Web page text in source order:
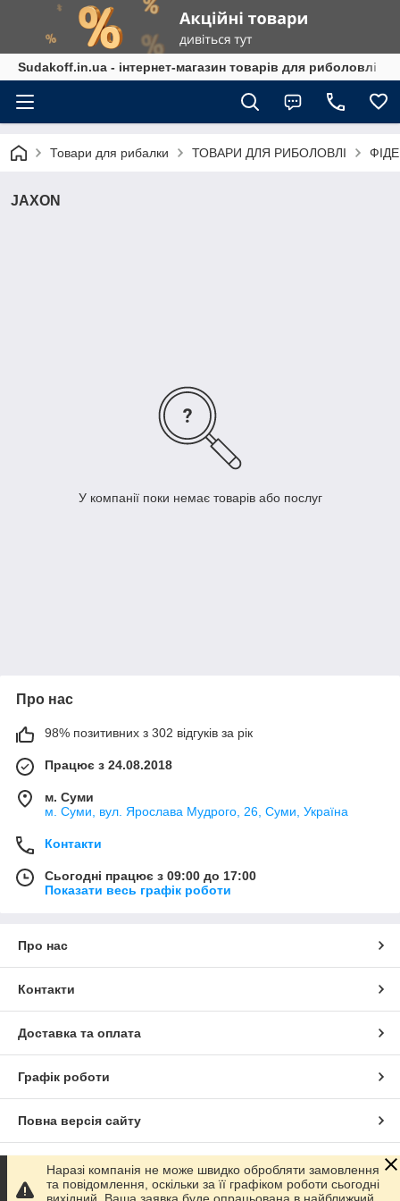
Sudakoff.in.ua - інтернет-магазин товарів для риболовлі
Товари для рибалки ТОВАРИ ДЛЯ РИБОЛОВЛІ
JAXON
У компанії поки немає товарів або послуг
Про нас
98% позитивних з 302 відгуків за рік
Працює з 24.08.2018
м. Суми
м. Суми, вул. Ярослава Мудрого, 26, Суми, Україна
Контакти
Сьогодні працює з 09:00 до 17:00
Показати весь графік роботи
Про нас
Контакти
Доставка та оплата
Графік роботи
Повна версія сайту
Сайт створено на маркетплейсіProm.ua
Наразі компанія не може швидко обробляти замовлення
та повідомлення, оскільки за її графіком роботи сьогодні